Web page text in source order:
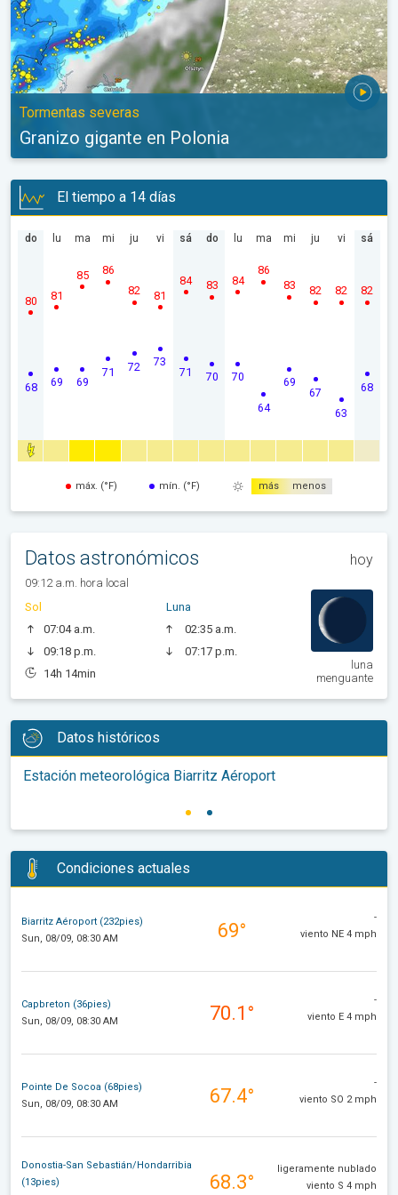
Tormentas severas
Granizo gigante en Polonia
El tiempo a 14 días
do
68
80
lu
69
81
ma
69
85
mi
71
86
ju
72
82
vi
73
81
sá
71
84
do
70
83
lu
70
84
ma
64
86
mi
69
83
ju
67
82
vi
63
82
sá
68
82
máx. (°F) mín. (°F) más menos
Datos astronómicos hoy
09:12 a.m. hora local
Sol
07:04 a.m.
09:18 p.m.
14h 14min
Luna
02:35 a.m.
07:17 p.m.
luna
menguante
Datos históricos
Estación meteorológica Biarritz Aéroport
Condiciones actuales
Biarritz Aéroport (232pies)
Sun, 08/09, 08:30 AM
69°
-
viento NE 4 mph
Capbreton (36pies)
Sun, 08/09, 08:30 AM
70.1°
-
viento E 4 mph
Pointe De Socoa (68pies)
Sun, 08/09, 08:30 AM
67.4°
-
viento SO 2 mph
Donostia-San Sebastián/Hondarribia
(13pies)
68.3°
ligeramente nublado
viento S 4 mph